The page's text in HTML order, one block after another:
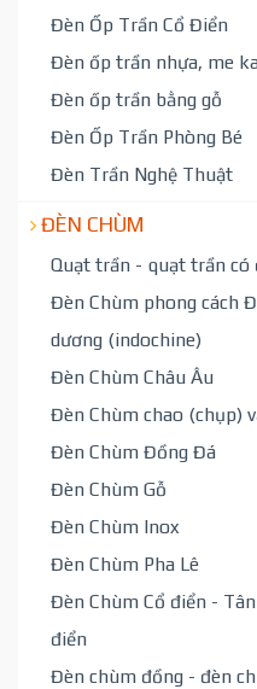
Đèn Ốp Trần Cổ Điển
Đèn ốp trần nhựa, me
Đèn ốp trần bằng gỗ
Đèn Ốp Trần Phòng Bé
Đèn Trần Nghệ Thuật
ĐÈN CHÙM
Quạt trần - quạt trần có
Đèn Chùm phong cách
dương (indochine)
Đèn Chùm Châu Âu
Đèn Chùm chao (chụp)
Đèn Chùm Đồng Đá
Đèn Chùm Gỗ
Đèn Chùm Inox
Đèn Chùm Pha Lê
Đèn Chùm Cổ điển -
điển
Đèn chùm đồng - đèn